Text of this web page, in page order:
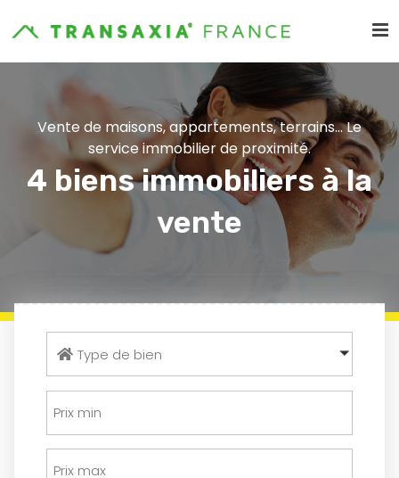
Vente de maisons, appartements, terrains... Le
service immobilier de proximité.
4 biens immobiliers à la
vente
Type de bien